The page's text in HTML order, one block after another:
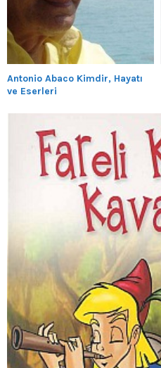
Antonio Abaco Kimdir, Hayatı
ve Eserleri